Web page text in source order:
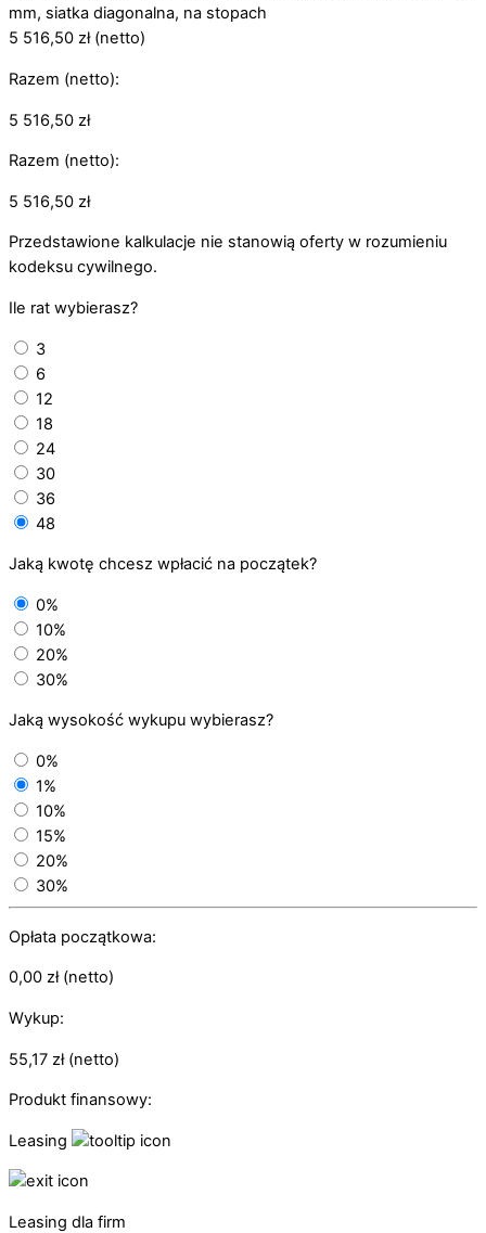
mm, siatka diagonalna, na stopach
5 516,50 zł(netto)
Razem (netto):
5 516,50 zł
Razem (netto):
5 516,50 zł
Przedstawione kalkulacje nie stanowią oferty w rozumieniu
kodeksu cywilnego.
Ile rat wybierasz?
3
6
12
18
24
30
36
48
Jaką kwotę chcesz wpłacić na początek?
0%
10%
20%
30%
Jaką wysokość wykupu wybierasz?
0%
1%
10%
15%
20%
30%
Opłata początkowa:
0,00 zł(netto)
Wykup:
55,17 zł(netto)
Produkt finansowy:
Leasing
Leasing dla firm